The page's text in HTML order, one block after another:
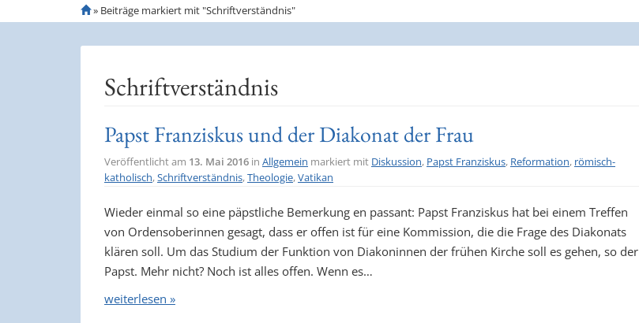
S
t
» Beiträge markiert mit "Schriftverständnis"
Schriftverständnis
Papst Franziskus und der Diakonat der Frau
Veröffentlicht am 13. Mai 2016 in Allgemein markiert mit Diskussion, Papst Franziskus, Reformation, römisch-
katholisch,Schriftverständnis,Theologie,Vatikan
Wieder einmal so eine päpstliche Bemerkung en passant: Papst Franziskus hat bei einem Treffen
von Ordensoberinnen gesagt, dass er offen ist für eine Kommission, die die Frage des Diakonats
klären soll. Um das Studium der Funktion von Diakoninnen der frühen Kirche soll es gehen, so der
Papst. Mehr nicht? Noch ist alles offen. Wenn es…
weiterlesen »